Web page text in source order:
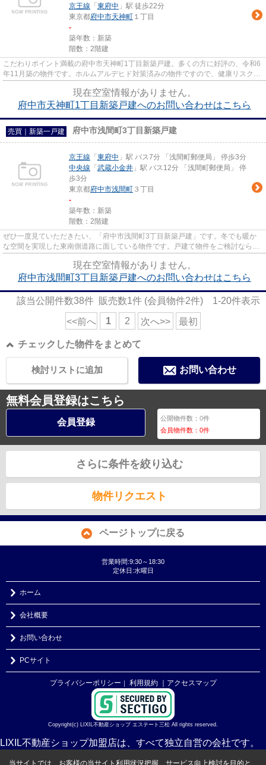
京王線 「 東府中 」駅 徒歩22分
東京都府中市天神町 １丁目
-
築年数：新築
階数：2階建
こだわりポイント満載の府中市天神町1丁目新築戸建。多くの方に好評の、令和6
年11月築の物件です。ホルムアルデヒド対策済みの物件ですので、健康リスクが
現在空室情報がありません。
府中市天神町1丁目新築戸建へのお問い合わせはこちら
売買｜新築一戸建 府中市浅間町3丁目新築戸建
京王線 「 東府中 」駅 バス7分 「浅間町郵便局」 停歩3分
中央線 「 武蔵小金井 」駅 バス12分 「浅間町郵便局」 停
歩3分
東京都府中市浅間町 ３丁目
-
築年数：新築
階数：2階建
ぜひ一度見ていただきたい、「府中市浅間町3丁目新築戸建」です。冬でも暖か
な空間を実現した東南側道路に面している物件です。戸建て物件をご検討なら、
現在空室情報がありません。
府中市浅間町3丁目新築戸建へのお問い合わせはこちら
該当公開件数38件 販売数1件 (会員物件2件) 1-20件表示
<<前へ 1 2 次へ>> 最初
チェックした物件をまとめて
お問い合わせ
検討リストに追加
無料会員登録はこちら
会員登録 公開物件数：0件
会員物件数：0件
さらに条件を絞り込む
物件リクエスト
ページトップに戻る
営業時間:9:30～18:30
定休日:水曜日
ホーム
会社概要
お問い合わせ
PCサイト
プライバシーポリシー ｜ 利用規約 ｜アクセスマップ
Copyright(c) LIXIL不動産ショップ エステート三松 All rights reserved.
LIXIL不動産ショップ加盟店は、すべて独立自営の会社です。
当サイトでは、お客様の当サイト利用状況把握、サービス向上検討を目的と